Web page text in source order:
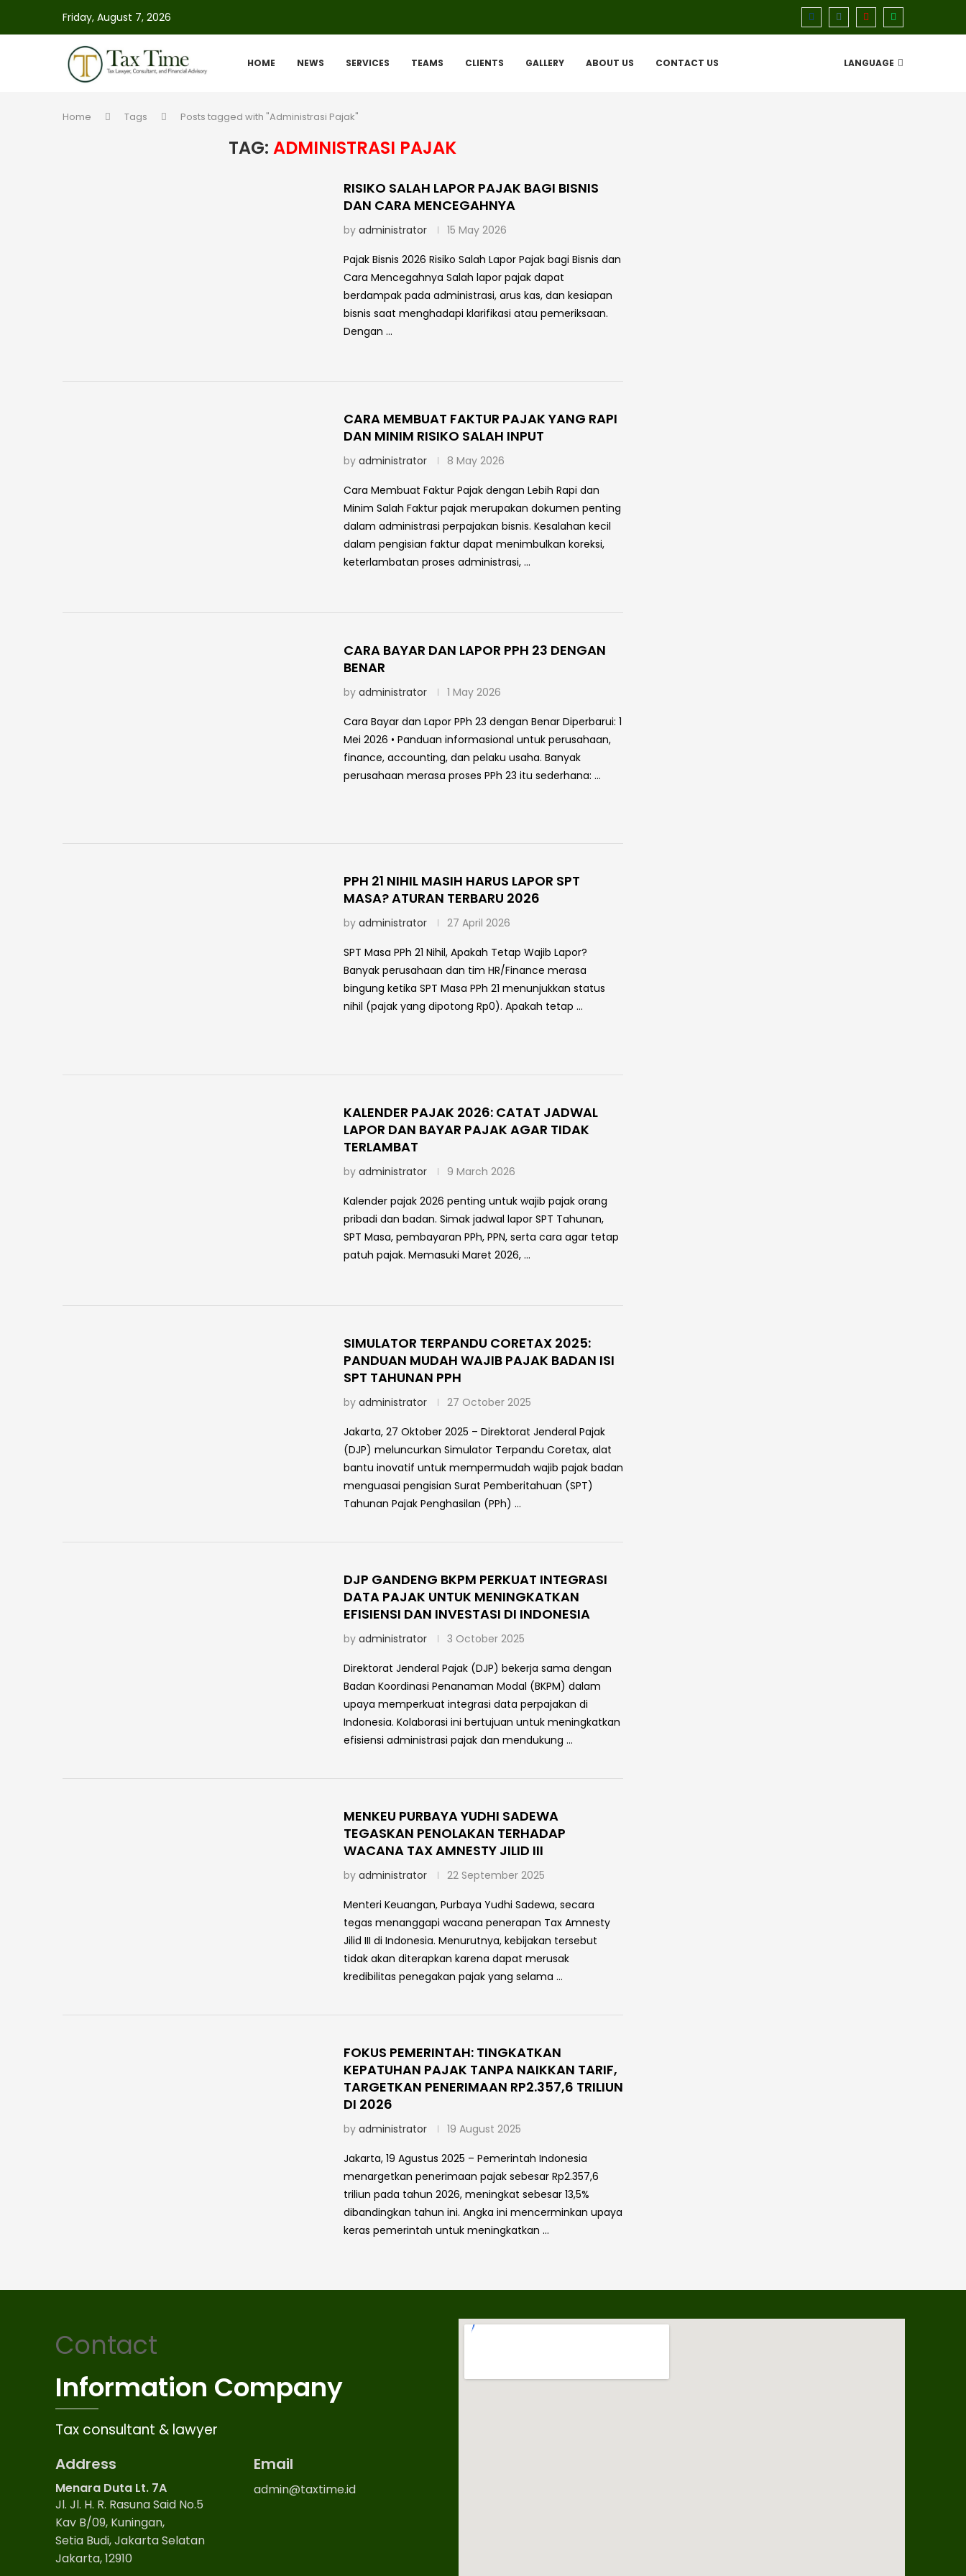
Friday, August 7, 2026
HOME NEWS SERVICES TEAMS CLIENTS GALLERY ABOUT US CONTACT US LANGUAGE
Home Tags Posts tagged with "Administrasi Pajak"
TAG:ADMINISTRASI PAJAK
RISIKO SALAH LAPOR PAJAK BAGI BISNIS
DAN CARA MENCEGAHNYA
by administrator 15 May 2026
Pajak Bisnis 2026 Risiko Salah Lapor Pajak bagi Bisnis dan
Cara Mencegahnya Salah lapor pajak dapat
berdampak pada administrasi, arus kas, dan kesiapan
bisnis saat menghadapi klarifikasi atau pemeriksaan.
Dengan …
CARA MEMBUAT FAKTUR PAJAK YANG RAPI
DAN MINIM RISIKO SALAH INPUT
by administrator 8 May 2026
Cara Membuat Faktur Pajak dengan Lebih Rapi dan
Minim Salah Faktur pajak merupakan dokumen penting
dalam administrasi perpajakan bisnis. Kesalahan kecil
dalam pengisian faktur dapat menimbulkan koreksi,
keterlambatan proses administrasi, …
CARA BAYAR DAN LAPOR PPH 23 DENGAN
BENAR
by administrator 1 May 2026
Cara Bayar dan Lapor PPh 23 dengan Benar Diperbarui: 1
Mei 2026 • Panduan informasional untuk perusahaan,
finance, accounting, dan pelaku usaha. Banyak
perusahaan merasa proses PPh 23 itu sederhana: …
PPH 21 NIHIL MASIH HARUS LAPOR SPT
MASA? ATURAN TERBARU 2026
by administrator 27 April 2026
SPT Masa PPh 21 Nihil, Apakah Tetap Wajib Lapor?
Banyak perusahaan dan tim HR/Finance merasa
bingung ketika SPT Masa PPh 21 menunjukkan status
nihil (pajak yang dipotong Rp0). Apakah tetap …
KALENDER PAJAK 2026: CATAT JADWAL
LAPOR DAN BAYAR PAJAK AGAR TIDAK
TERLAMBAT
by administrator 9 March 2026
Kalender pajak 2026 penting untuk wajib pajak orang
pribadi dan badan. Simak jadwal lapor SPT Tahunan,
SPT Masa, pembayaran PPh, PPN, serta cara agar tetap
patuh pajak. Memasuki Maret 2026, …
SIMULATOR TERPANDU CORETAX 2025:
PANDUAN MUDAH WAJIB PAJAK BADAN ISI
SPT TAHUNAN PPH
by administrator 27 October 2025
Jakarta, 27 Oktober 2025 – Direktorat Jenderal Pajak
(DJP) meluncurkan Simulator Terpandu Coretax, alat
bantu inovatif untuk mempermudah wajib pajak badan
menguasai pengisian Surat Pemberitahuan (SPT)
Tahunan Pajak Penghasilan (PPh) …
DJP GANDENG BKPM PERKUAT INTEGRASI
DATA PAJAK UNTUK MENINGKATKAN
EFISIENSI DAN INVESTASI DI INDONESIA
by administrator 3 October 2025
Direktorat Jenderal Pajak (DJP) bekerja sama dengan
Badan Koordinasi Penanaman Modal (BKPM) dalam
upaya memperkuat integrasi data perpajakan di
Indonesia. Kolaborasi ini bertujuan untuk meningkatkan
efisiensi administrasi pajak dan mendukung …
MENKEU PURBAYA YUDHI SADEWA
TEGASKAN PENOLAKAN TERHADAP
WACANA TAX AMNESTY JILID III
by administrator 22 September 2025
Menteri Keuangan, Purbaya Yudhi Sadewa, secara
tegas menanggapi wacana penerapan Tax Amnesty
Jilid III di Indonesia. Menurutnya, kebijakan tersebut
tidak akan diterapkan karena dapat merusak
kredibilitas penegakan pajak yang selama …
FOKUS PEMERINTAH: TINGKATKAN
KEPATUHAN PAJAK TANPA NAIKKAN TARIF,
TARGETKAN PENERIMAAN RP2.357,6 TRILIUN
DI 2026
by administrator 19 August 2025
Jakarta, 19 Agustus 2025 – Pemerintah Indonesia
menargetkan penerimaan pajak sebesar Rp2.357,6
triliun pada tahun 2026, meningkat sebesar 13,5%
dibandingkan tahun ini. Angka ini mencerminkan upaya
keras pemerintah untuk meningkatkan …
Contact
Information Company
Tax consultant & lawyer
Address
Menara Duta Lt. 7A
Jl. Jl. H. R. Rasuna Said No.5
Kav B/09, Kuningan,
Setia Budi, Jakarta Selatan
Jakarta, 12910
Email
admin@taxtime.id